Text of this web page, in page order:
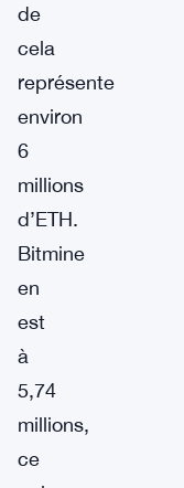
de
cela
représente
environ
6
millions
d’ETH.
Bitmine
en
est
à
5,74
millions,
ce